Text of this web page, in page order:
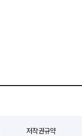
저작권규약